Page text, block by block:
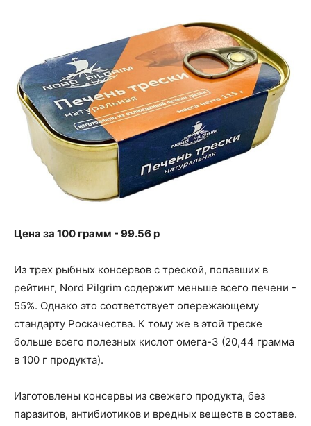
Цена за 100 грамм - 99.56 p
Из трех рыбных консервов с треской, попавших в
рейтинг, Nord Pilgrim содержит меньше всего печени -
55%. Однако это соответствует опережающему
стандарту Роскачества. К тому же в этой треске
больше всего полезных кислот омега-3 (20,44 грамма
в 100 г продукта).
Изготовлены консервы из свежего продукта, без
паразитов, антибиотиков и вредных веществ в составе.